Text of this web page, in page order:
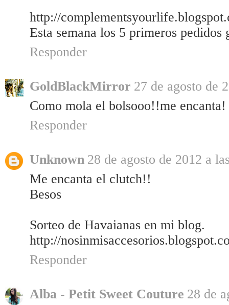
http://
Esta semana los 5 primeros pedidos
Responder
GoldBlackMirror 27 de agosto de
Como mola el bolsooo!!me encanta!
Responder
Unknown 28 de agosto de 2012 a
Me encanta el clutch!!
Besos
Sorteo de Havaianas en mi blog.
http://
Responder
Alba - Petit Sweet Couture 28 de